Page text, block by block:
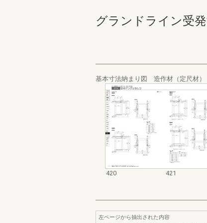
グランドライン受
基本寸法納まり図 造作材（定尺材）
420 421
左ページから抽出された内容